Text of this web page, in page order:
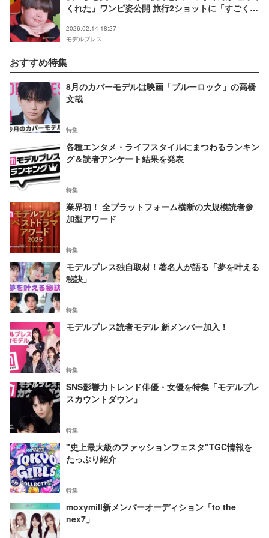
くれた」ワンピ姿公開 旅行2ショットに「すごくお
2026.02.14 18:27
モデルプレス
おすすめ特集
8月のカバーモデルは映画「ブルーロック」の高橋
文哉
特集
各種エンタメ・ライフスタイルにまつわるランキン
グ＆読者アンケート結果を発表
特集
業界初！ 全プラットフォーム横断の大規模読者参
加型アワード
特集
モデルプレス独自取材！著名人が語る「夢を叶える
秘訣」
特集
モデルプレス読者モデル 新メンバー加入！
特集
SNS影響力トレンド俳優・女優を特集「モデルプレ
スカウントダウン」
特集
"史上最大級のファッションフェスタ"TGC情報を
たっぷり紹介
特集
moxymill新メンバーオーディション「to the
nex7」